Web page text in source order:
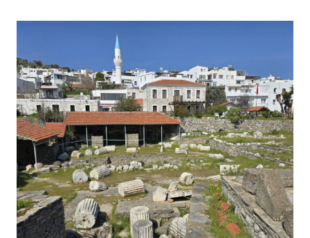
—
ИСТОРИЯ
СЛОМАННОГО
МИНАРЕТА